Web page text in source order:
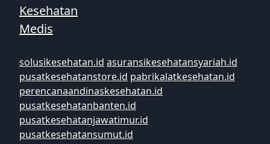
Kesehatan
Medis
solusikesehatan.id asuransikesehatansyariah.id
pusatkesehatanstore.id pabrikalatkesehatan.id
perencanaandinaskesehatan.id
pusatkesehatanbanten.id
pusatkesehatanjawatimur.id
pusatkesehatansumut.id